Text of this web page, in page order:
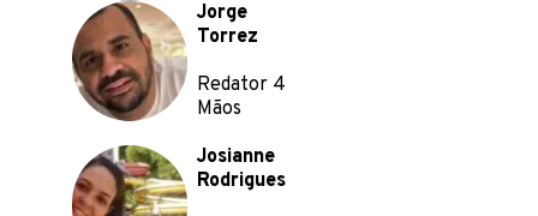
Jorge
Torrez
Redator 4
Mãos
Josianne
Rodrigues